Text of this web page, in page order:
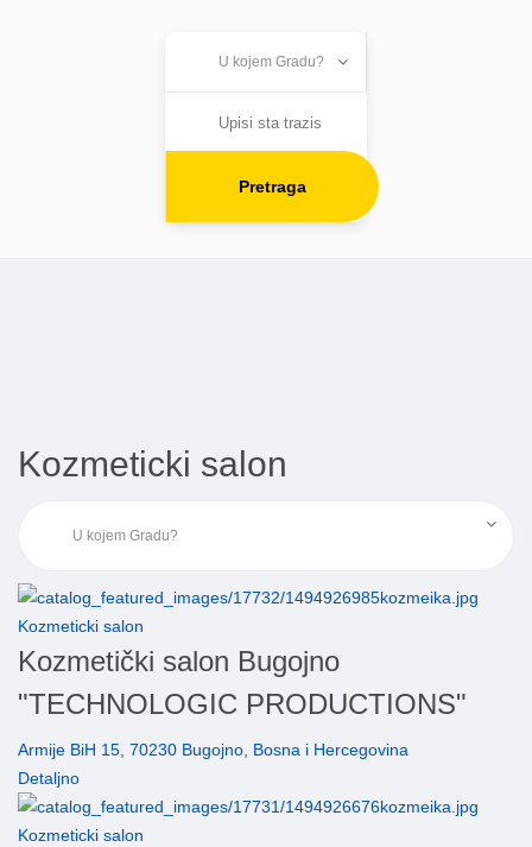
Pretraga
Kozmeticki salon
Kozmeticki salon
Kozmetički salon Bugojno
"TECHNOLOGIC PRODUCTIONS"
Armije BiH 15, 70230 Bugojno, Bosna i Hercegovina
Detaljno
Kozmeticki salon